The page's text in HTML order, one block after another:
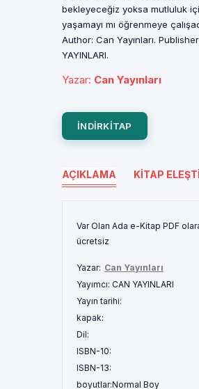
bekleyeceğiz yoksa mutluluk
yaşamayı mı öğrenmeye
Author: Can Yayınları.
YAYINLARI.
Yazar: Can Yayınları
INDIRKITAP
AÇIKLAMA KITAP
Var Olan Ada e-Kitap PDF
ücretsiz
Yazar: Can Yayınları
Yayımcı: CAN YAYINLARI
Yayın tarihi:
kapak:
Dil:
ISBN-10:
ISBN-13:
boyutlar:Normal Boy